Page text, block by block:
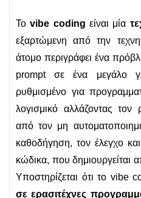
Τοvibe coding είναι μία
εξαρτώμενη από την
άτομο περιγράφει ένα
prompt σε ένα μεγάλο
ρυθμισμένο για
λογισμικό αλλάζοντας
από τον μη
καθοδήγηση, τον έλεγχο
κώδικα, που δημιουργείται
Υποστηρίζεται ότι το vibe
σε ερασιτέχνες